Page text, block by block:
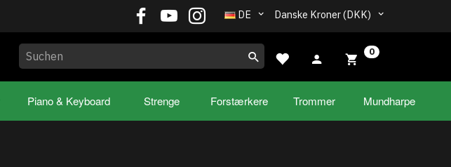
Danske Kroner (DKK)
DE
0
Piano & Keyboard Strenge Forstærkere Trommer Mundharpe